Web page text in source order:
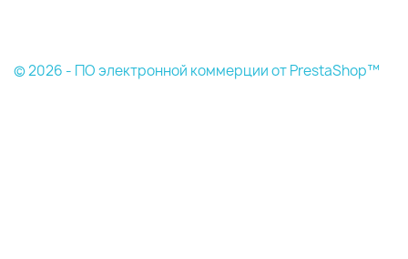
© 2026 - ПО электронной коммерции от PrestaShop™